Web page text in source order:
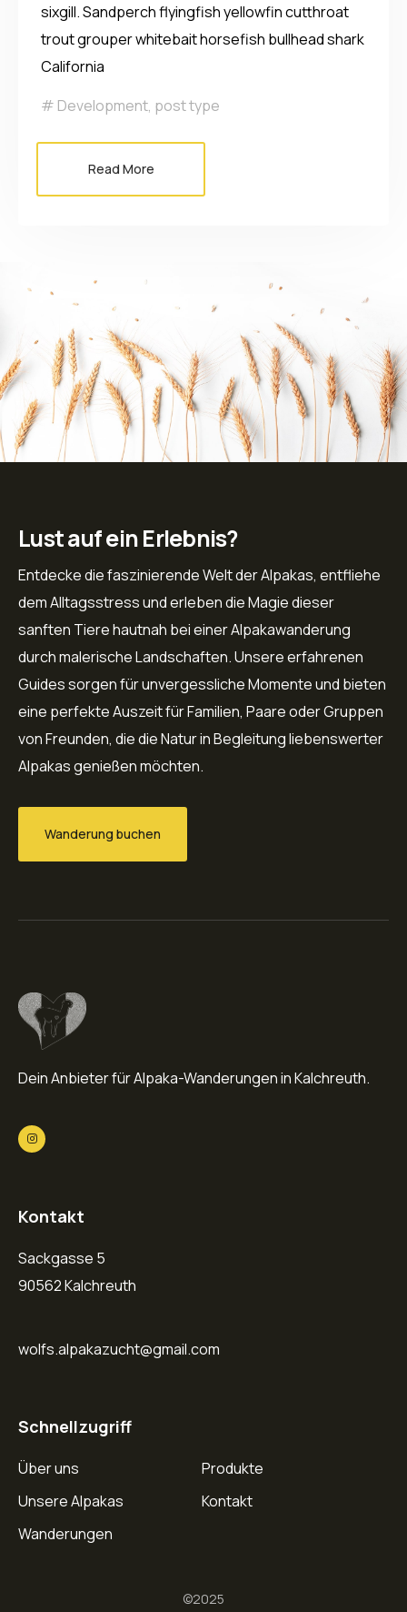
sixgill. Sandperch flyingfish yellowfin cutthroat
trout grouper whitebait horsefish bullhead shark
California
Development, post type
Read More
Lust auf ein Erlebnis?
Entdecke die faszinierende Welt der Alpakas, entfliehe
dem Alltagsstress und erleben die Magie dieser
sanften Tiere hautnah bei einer Alpakawanderung
durch malerische Landschaften. Unsere erfahrenen
Guides sorgen für unvergessliche Momente und bieten
eine perfekte Auszeit für Familien, Paare oder Gruppen
von Freunden, die die Natur in Begleitung liebenswerter
Alpakas genießen möchten.
Wanderung buchen
Dein Anbieter für Alpaka-Wanderungen in Kalchreuth.
Kontakt
Sackgasse 5
90562 Kalchreuth
wolfs.alpakazucht@gmail.com
Schnellzugriff
Über uns
Unsere Alpakas
Wanderungen
Produkte
Kontakt
©2025